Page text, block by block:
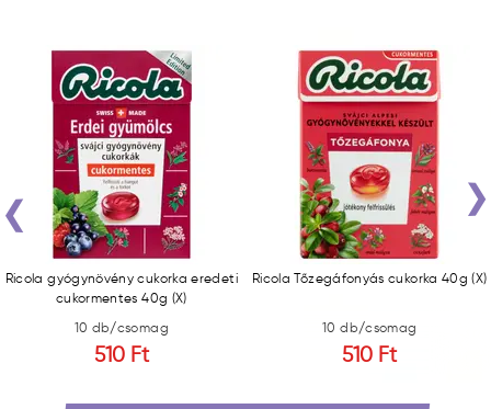
Ricola gyógynövény cukorka eredeti
cukormentes 40g (X)
10 db/csomag
510 Ft
Ricola Tőzegáfonyás cukorka 40g (X)
10 db/csomag
510 Ft
‹ ›